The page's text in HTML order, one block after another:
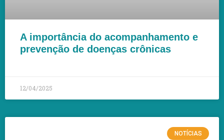
A importância do acompanhamento e
prevenção de doenças crônicas
12/04/2025
NOTÍCIAS